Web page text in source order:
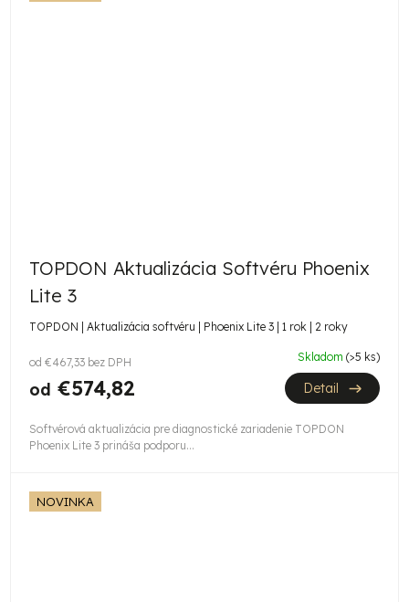
TOPDON Aktualizácia Softvéru Phoenix
Lite 3
TOPDON | Aktualizácia softvéru | Phoenix Lite 3 | 1 rok | 2 roky
od €467,33 bez DPH
od €574,82
Skladom (>5 ks)
Detail
Softvérová aktualizácia pre diagnostické zariadenie TOPDON
Phoenix Lite 3 prináša podporu...
NOVINKA